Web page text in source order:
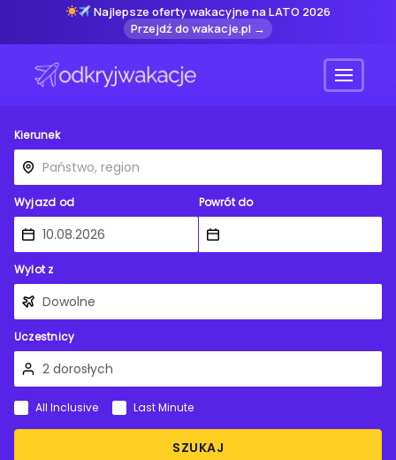
Najlepsze oferty wakacyjne na LATO 2026
Przejdź do wakacje.pl →
Menu
Kierunek
Wyjazd od Powrót do
Wylot z
Uczestnicy
SZUKAJ
All Inclusive Last Minute